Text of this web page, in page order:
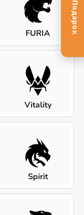
FURIA
Vitality
Spirit